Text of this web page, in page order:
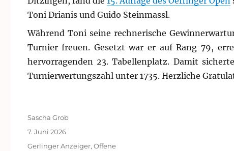
Toni Drianis und Guido Steinmassl.
Während Toni seine rechnerische
Turnier freuen. Gesetzt war er auf Rang 79,
hervorragenden 23. Tabellenplatz. Damit
Turnierwertungszahl unter 1735. Herzliche
Autor
Sascha Grob
Veröffentlicht
am
7. Juni 2026
Kategorien
Gerlinger Anzeiger, Offene